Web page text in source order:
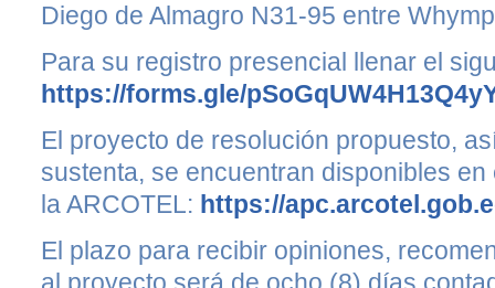
Diego de Almagro N31-95 entre
Para su registro presencial llenar el
https://forms.gle/
El proyecto de resolución propuesto,
sustenta, se encuentran disponibles
la ARCOTEL: https://
El plazo para recibir opiniones,